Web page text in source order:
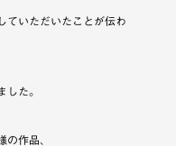
ていただいたことが伝わ
した。
の作品、